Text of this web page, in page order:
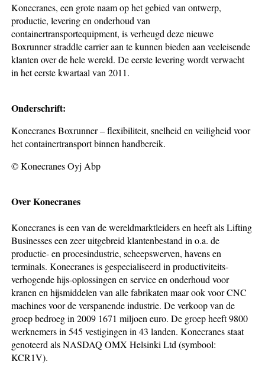
Konecranes, een grote naam op het gebied van ontwerp,
productie, levering en onderhoud van
containertransportequipment, is verheugd deze nieuwe
Boxrunner straddle carrier aan te kunnen bieden aan veeleisende
klanten over de hele wereld. De eerste levering wordt verwacht
in het eerste kwartaal van 2011.
Onderschrift:
Konecranes Boxrunner – flexibiliteit, snelheid en veiligheid voor
het containertransport binnen handbereik.
© Konecranes Oyj Abp
Over Konecranes
Konecranes is een van de wereldmarktleiders en heeft als Lifting
Businesses een zeer uitgebreid klantenbestand in o.a. de
productie- en procesindustrie, scheepswerven, havens en
terminals. Konecranes is gespecialiseerd in productiviteits-
verhogende hijs-oplossingen en service en onderhoud voor
kranen en hijsmiddelen van alle fabrikaten maar ook voor CNC
machines voor de verspanende industrie. De verkoop van de
groep bedroeg in 2009 1671 miljoen euro. De groep heeft 9800
werknemers in 545 vestigingen in 43 landen. Konecranes staat
genoteerd als NASDAQ OMX Helsinki Ltd (symbool:
KCR1V).